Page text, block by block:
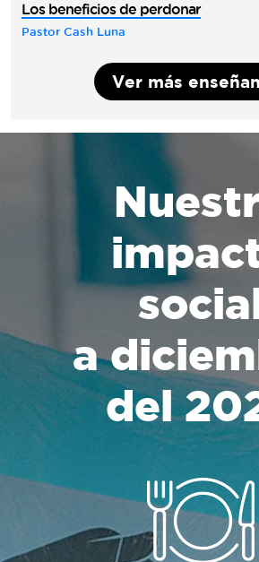
Los beneficios de perdonar
Pastor Cash Luna
Ver más
a
del